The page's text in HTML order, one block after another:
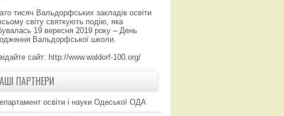
тисяч Вальдорфських закладів освіти
світу святкують подію, яка
19 вересня 2019 року – День
Вальдорфської школи.
сайт: http://www.waldorf-100.org/
ПАРТНЕРИ
освіти і науки Одеської ОДА